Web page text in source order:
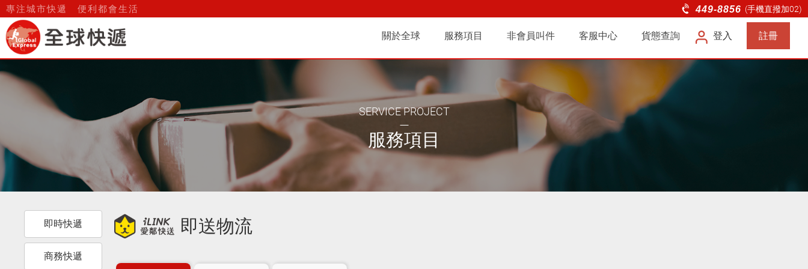
即送物流_服務項目 | 全球快遞 | 台北即時快遞、商務快遞、電商物流服務
專注城市快遞 便利都會生活 449-8856 (手機直撥加02)
關於全球
沿革 關係企業
服務項目
商務快遞 其他服務
非會員叫件 客服中心
常見問題 連絡我們 滿意度調查
貨態查詢 登入 註冊
SERVICE PROJECT
服務項目
即時快遞
商務快遞
即送物流